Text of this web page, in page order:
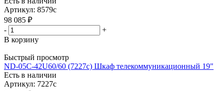
Артикул: 8579c
98 085 ₽
-
+
В корзину
Быстрый просмотр
ND-05C-42U60/60 (7227c) Шкаф телекоммуникационный 19"
Есть в наличии
Артикул: 7227c